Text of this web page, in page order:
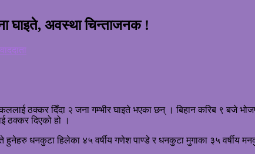
घाइते, अवस्था चिन्ताजनक !
ठक्कर दिँदा २ जना गम्भीर घाइते भएका छन् । बिहान करिब ९ बजे
ठक्कर दिएको हो ।
हुनेहरु धनकुटा हिलेका ४५ वर्षीय गणेश पाण्डे र धनकुटा मुगाका ३५ वर्षीय